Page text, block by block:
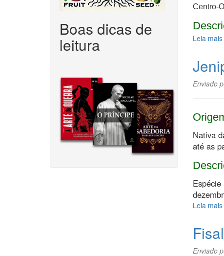
Boas dicas de
leitura
Centro-
Leia mais
Enviado
Nativa
até as
Leia mais
Enviado